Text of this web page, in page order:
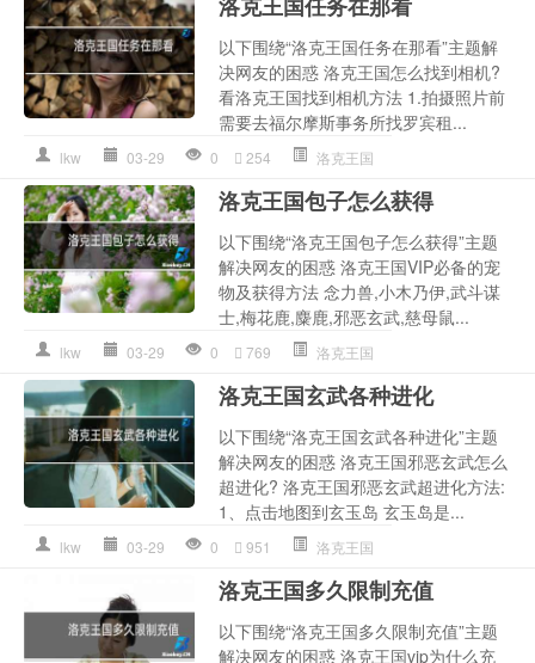
以下围绕“洛克王国任务在那看”主题解
决网友的困惑 洛克王国怎么找到相机?
看洛克王国找到相机方法 1.拍摄照片前
需要去福尔摩斯事务所找罗宾租...
lkw 03-29 0 254 洛克王国
洛克王国包子怎么获得
以下围绕“洛克王国包子怎么获得”主题
解决网友的困惑 洛克王国VIP必备的宠
物及获得方法 念力兽,小木乃伊,武斗谋
士,梅花鹿,麋鹿,邪恶玄武,慈母鼠...
lkw 03-29 0 769 洛克王国
洛克王国玄武各种进化
以下围绕“洛克王国玄武各种进化”主题
解决网友的困惑 洛克王国邪恶玄武怎么
超进化? 洛克王国邪恶玄武超进化方法:
1、点击地图到玄玉岛 玄玉岛是...
lkw 03-29 0 951 洛克王国
洛克王国多久限制充值
以下围绕“洛克王国多久限制充值”主题
解决网友的困惑 洛克王国vip为什么充